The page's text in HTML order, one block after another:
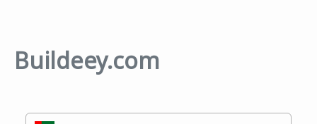
Buildeey.com